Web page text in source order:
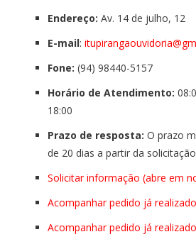
Endereço: Av. 14 de julho, 12
E-mail: itupirangaouvidoria@
Fone: (94) 98440-5157
Horário de Atendimento:
18:00
Prazo de resposta: O prazo
de 20 dias a partir da
Solicitar informação (abre em
Acompanhar pedido já
Acompanhar pedido já